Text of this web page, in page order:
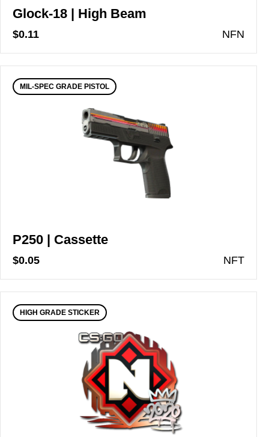
Glock-18 | High Beam
$0.11 NFN
MIL-SPEC GRADE PISTOL
P250 | Cassette
$0.05 NFT
HIGH GRADE STICKER